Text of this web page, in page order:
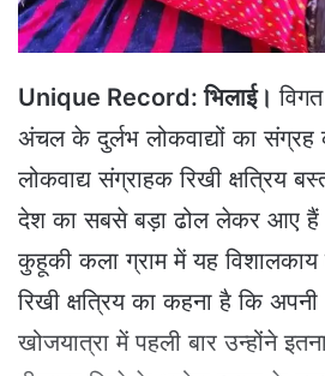
Unique Record: भिलाई।
अंचल के दुर्लभ लोकवाद्यों का संग्रह
लोकवाद्य संग्राहक रिखी क्षत्रिय
देश का सबसे बड़ा ढोल लेकर आए
कुहूकी कला ग्राम में यह
रिखी क्षत्रिय का कहना है कि
खोजयात्रा में पहली बार उन्होंने